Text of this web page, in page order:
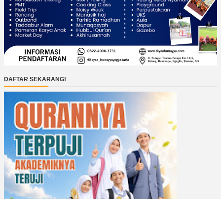
DAFTAR SEKARANG!